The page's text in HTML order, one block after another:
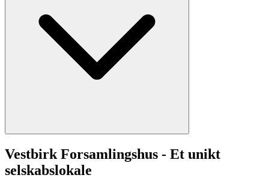
Vestbirk Forsamlingshus - Et unikt
selskabslokale